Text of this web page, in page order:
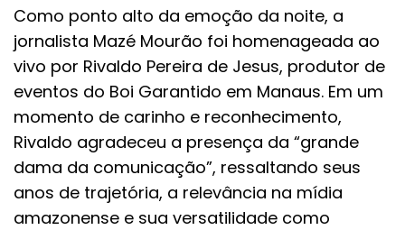
Como ponto alto da emoção da noite, a
jornalista Mazé Mourão foi homenageada ao
vivo por Rivaldo Pereira de Jesus, produtor de
eventos do Boi Garantido em Manaus. Em um
momento de carinho e reconhecimento,
Rivaldo agradeceu a presença da “grande
dama da comunicação”, ressaltando seus
anos de trajetória, a relevância na mídia
amazonense e sua versatilidade como